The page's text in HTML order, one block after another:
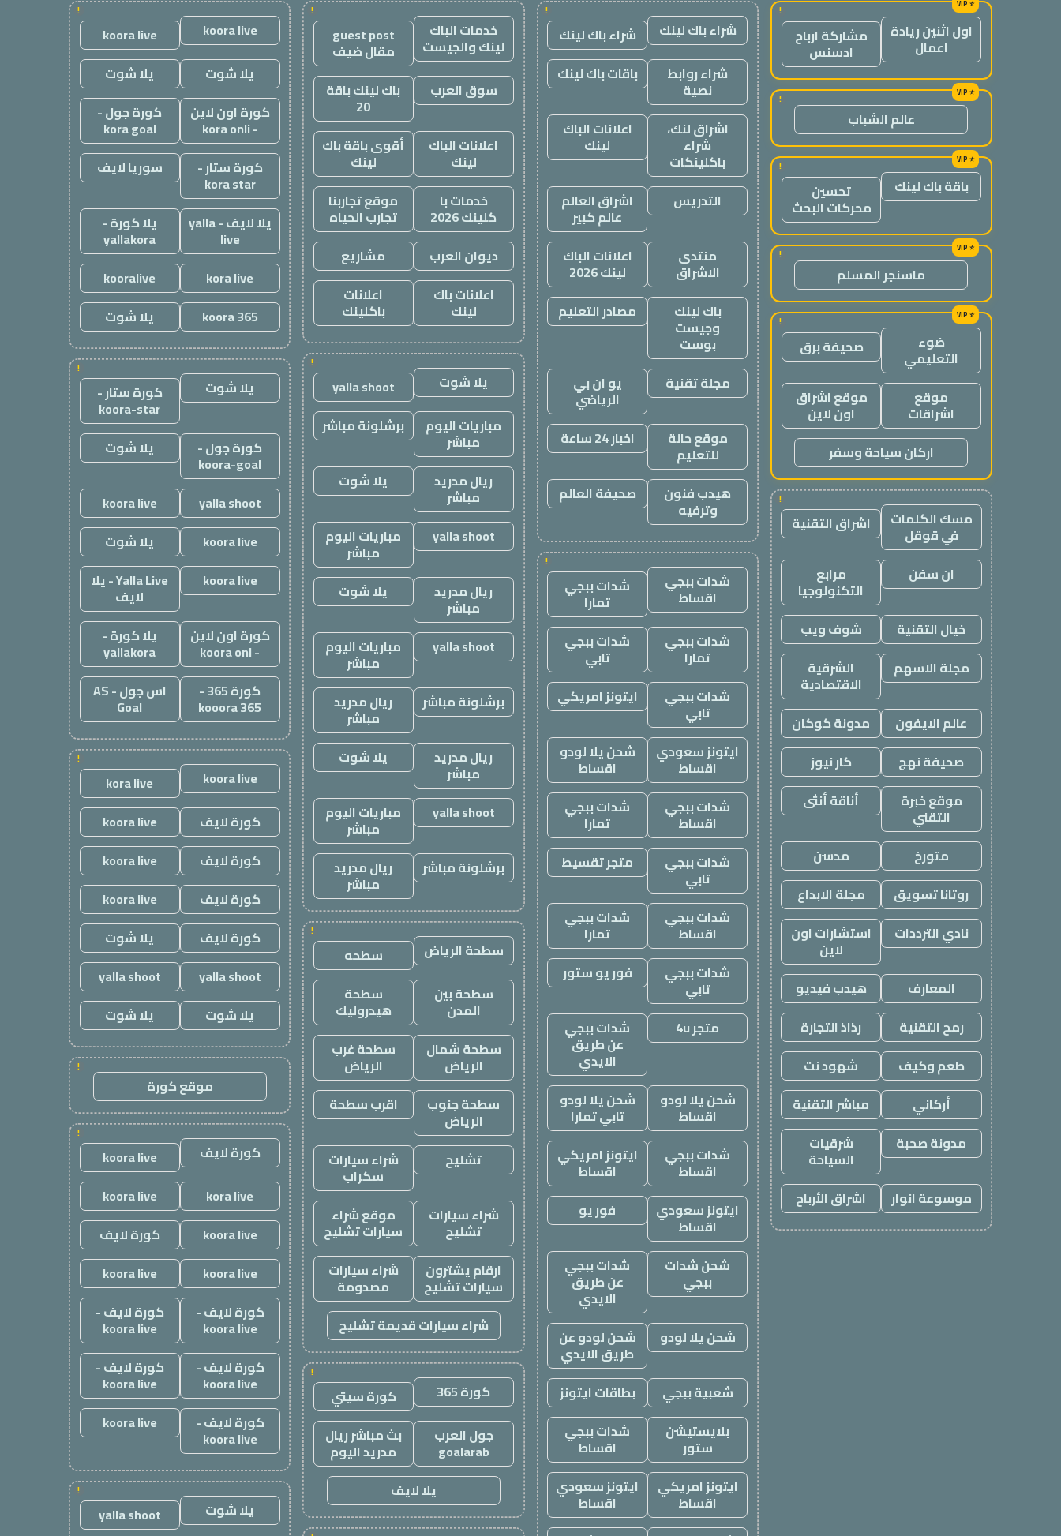
!
اول اثنين ريادة
اعمال مشاركة ارباح
ادسنس
!
عالم الشباب
!
باقة باك لينك تحسين
محركات البحث
!
ماسنجر المسلم
!
ضوء
التعليمي صحيفة برق
موقع
اشراقات
موقع اشراق
اون لاين
اركان سياحة وسفر
!
مسك الكلمات
في قوقل اشراق التقنية
ان سفن مرابع
التكنولوجيا
خيال التقنية
شوف ويب
مجلة الاسهم
الشرقية
الاقتصادية
عالم الايفون
مدونة كوكان
صحيفة نهج
كار نيوز
موقع خبرة
التقني
أناقة أنثى
متورخ
مدسن
روتانا تسويق
مجلة الابداع
نادي الترددات
استشارات اون
لاين
المعارف
هيدب فيديو
رمح التقنية
رذاذ التجارة
طعم وكيف
شهود نت
أركاني
مباشر التقنية
مدونة صحبة
شرقيات
السياحة
موسوعة انوار
اشراق الأرباح
!
شراء باك لينك
شراء باك لينك
شراء روابط
نصية
باقات باك لينك
اشراق لنك،
شراء
باكلينكات
اعلانات الباك
لينك
التدريس اشراق العالم
عالم كبير
منتدى
الاشراق
اعلانات الباك
لينك 2026
باك لينك
وجيست
بوست
مصادر التعليم
مجلة تقنية يو ان بي
الرياضي
موقع حالة
للتعليم
اخبار 24 ساعة
هيدب فنون
وترفيه
صحيفة العالم
!
شدات ببجي
اقساط شدات ببجي
تمارا
شدات ببجي
تمارا
شدات ببجي
تابي
شدات ببجي
تابي
ايتونز امريكي
ايتونز سعودي
اقساط
شحن يلا لودو
اقساط
شدات ببجي
اقساط
شدات ببجي
تمارا
شدات ببجي
تابي
متجر تقسيط
شدات ببجي
اقساط
شدات ببجي
تمارا
شدات ببجي
تابي
فور يو ستور
متجر 4u شدات ببجي
عن طريق
الايدي
شحن يلا لودو
اقساط
شحن يلا لودو
تابي تمارا
شدات ببجي
اقساط
ايتونز امريكي
اقساط
ايتونز سعودي
اقساط
فور يو
شحن شدات
ببجي
شدات ببجي
عن طريق
الايدي
شحن يلا لودو
شحن لودو عن
طريق الايدي
شعبية ببجي
بطاقات ايتونز
بلايستيشن
ستور
شدات ببجي
اقساط
ايتونز امريكي
اقساط
ايتونز سعودي
اقساط
!
خدمات الباك
لينك والجيست guest post
مقال ضيف
سوق العرب
باك لينك باقة
20
اعلانات الباك
لينك
أقوى باقة باك
لينك
خدمات با
كلينك 2026
موقع تجاربنا
تجارب الحياه
ديوان العرب
مشاريع
اعلانات باك
لينك
اعلانات
باكلينك
!
يلا شوت
yalla shoot
مباريات اليوم
مباشر
برشلونة مباشر
ريال مدريد
مباشر
يلا شوت
yalla shoot مباريات اليوم
مباشر
ريال مدريد
مباشر
يلا شوت
yalla shoot مباريات اليوم
مباشر
برشلونة مباشر
ريال مدريد
مباشر
ريال مدريد
مباشر
يلا شوت
yalla shoot مباريات اليوم
مباشر
برشلونة مباشر
ريال مدريد
مباشر
!
سطحة الرياض
سطحه
سطحة بين
المدن
سطحة
هيدروليك
سطحة شمال
الرياض
سطحة غرب
الرياض
سطحة جنوب
الرياض
اقرب سطحة
تشليح شراء سيارات
سكراب
شراء سيارات
تشليح
موقع شراء
سيارات تشليح
ارقام يشترون
سيارات تشليح
شراء سيارات
مصدومة
شراء سيارات قديمة تشليح
!
كورة 365
كورة سيتي
جول العرب
goalarab
بث مباشر ريال
مدريد اليوم
يلا لايف
!
koora live
koora live
يلا شوت
يلا شوت
كورة اون لاين
- kora onli
كورة جول -
kora goal
كورة ستار -
kora star
سوريا لايف
يلا لايف - yalla
live
يلا كورة -
yallakora
kora live
kooralive
koora 365
يلا شوت
!
يلا شوت كورة ستار -
koora-star
كورة جول -
koora-goal
يلا شوت
yalla shoot
koora live
koora live
يلا شوت
koora live
Yalla Live - يلا
لايف
كورة اون لاين
- koora onl
يلا كورة -
yallakora
كورة 365 -
kooora 365
اس جول - AS
Goal
!
koora live
kora live
كورة لايف
koora live
كورة لايف
koora live
كورة لايف
koora live
كورة لايف
يلا شوت
yalla shoot
yalla shoot
يلا شوت
يلا شوت
!
موقع كورة
!
كورة لايف
koora live
kora live
koora live
koora live
كورة لايف
koora live
koora live
كورة لايف -
koora live
كورة لايف -
koora live
كورة لايف -
koora live
كورة لايف -
koora live
كورة لايف -
koora live
koora live
!
يلا شوت yalla shoot